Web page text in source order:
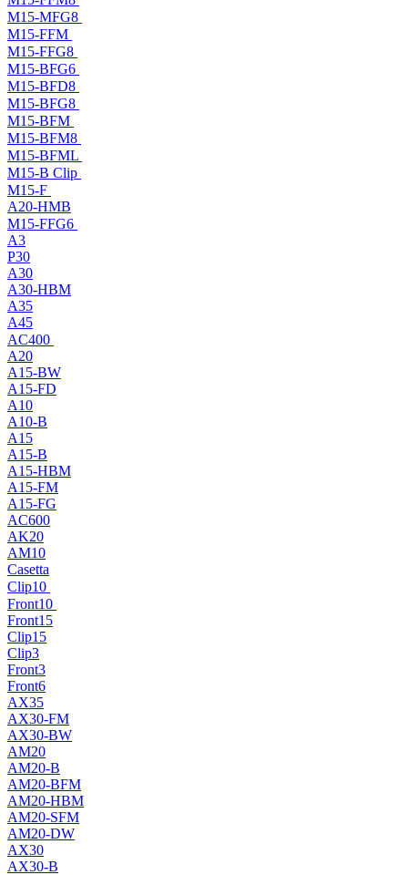
M15-MFG8
M15-FFM
M15-FFG8
M15-BFG6
M15-BFD8
M15-BFG8
M15-BFM
M15-BFM8
M15-BFML
M15-B Clip
M15-F
A20-HMB
M15-FFG6
A3
P30
A30
A30-HBM
A35
A45
AC400
A20
A15-BW
A15-FD
A10
A10-B
A15
A15-B
A15-HBM
A15-FM
A15-FG
AC600
AK20
AM10
Casetta
Clip10
Front10
Front15
Clip15
Clip3
Front3
Front6
AX35
AX30-FM
AX30-BW
AM20
AM20-B
AM20-BFM
AM20-HBM
AM20-SFM
AM20-DW
AX30
AX30-B